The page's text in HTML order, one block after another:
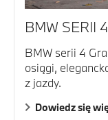
BMW SERII
BMW serii 4
osiągi,
z jazdy.
Dowiedz się